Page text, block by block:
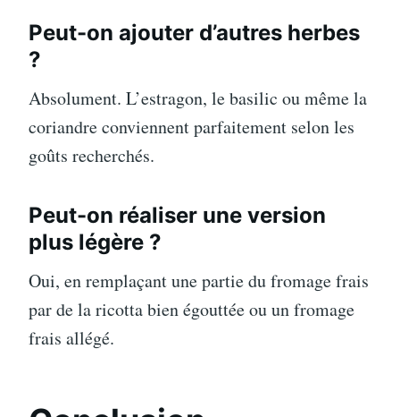
Peut-on ajouter d’autres herbes
?
Absolument. L’estragon, le basilic ou même la
coriandre conviennent parfaitement selon les
goûts recherchés.
Peut-on réaliser une version
plus légère ?
Oui, en remplaçant une partie du fromage frais
par de la ricotta bien égouttée ou un fromage
frais allégé.